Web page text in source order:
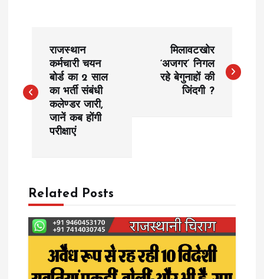
s
a
v
g
राजस्थान
कर्मचारी चयन
बोर्ड का 2 साल
का भर्ती संबंधी
कलेण्डर जारी,
जानें कब होंगी
परीक्षाएं
मिलावटखोर
‘अजगर’ निगल
रहे बेगुनाहों की
जिंदगी ?
Related Posts